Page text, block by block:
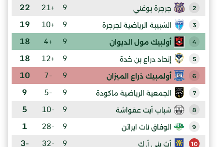
2 جرجرة بوغني 9
+21
22
3 الشبيبة الرياضية لجرجرة 9
+10
19
4 أولبيك مول الديوان 9
+4
18
5 إتحاد دراع بن خدة 9
+12
18
6 أولمبيك ذراع الميزان 9
-7
10
7 الجمعية الرياضية ماكودة 9
-5
9
8 شباب أيت عقواشة 9
-10
5
9 الوفاق ناث ايراثن 9
-28
1
10 أث يني أ. ك 9
-32
-3